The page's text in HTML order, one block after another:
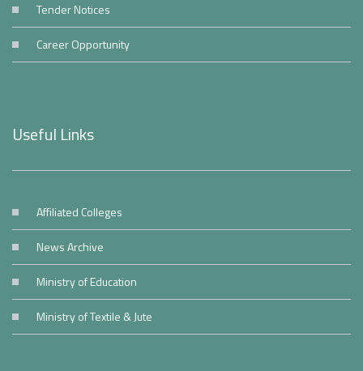
Tender Notices
Career Opportunity
Useful Links
Affiliated Colleges
News Archive
Ministry of Education
Ministry of Textile & Jute